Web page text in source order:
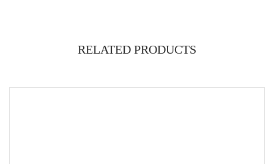
RELATED PRODUCTS